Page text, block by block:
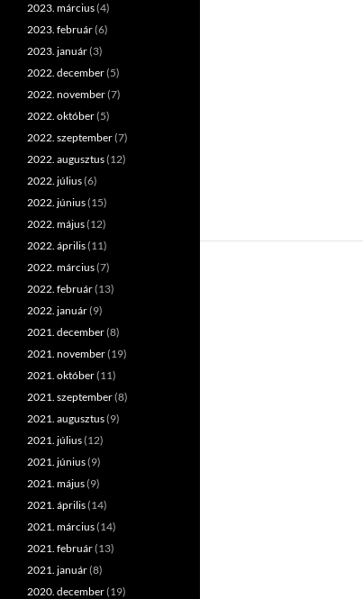
2023. március(4)
2023. február(6)
2023. január(3)
2022. december(5)
2022. november(7)
2022. október(5)
2022. szeptember(7)
2022. augusztus(12)
2022. július(6)
2022. június(15)
2022. május(12)
2022. április(11)
2022. március(7)
2022. február(13)
2022. január(9)
2021. december(8)
2021. november(19)
2021. október(11)
2021. szeptember(8)
2021. augusztus(9)
2021. július(12)
2021. június(9)
2021. május(9)
2021. április(14)
2021. március(14)
2021. február(13)
2021. január(8)
2020. december(19)